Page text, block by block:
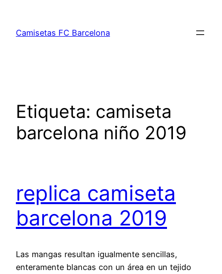
contenido
Camisetas FC Barcelona
Etiqueta: camiseta
barcelona niño 2019
replica camiseta
barcelona 2019
Las mangas resultan igualmente sencillas,
enteramente blancas con un área en un tejido